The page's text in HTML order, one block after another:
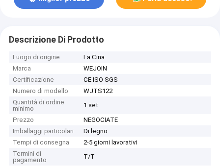
Descrizione Di Prodotto
Luogo di origine
La Cina
Marca
WEJOIN
Certificazione
CE ISO SGS
Numero di modello
WJTS122
Quantità di ordine
minimo
1 set
Prezzo
NEGOCIATE
Imballaggi particolari
Di legno
Tempi di consegna
2-5 giorni lavorativi
Termini di
pagamento
T/T